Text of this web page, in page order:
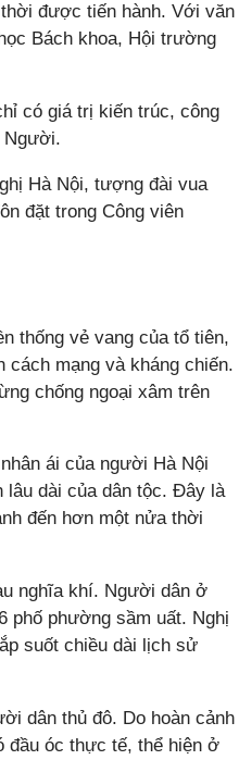
được tiến hành. Với văn
Bách khoa, Hội trường
có giá trị kiến trúc, công
Người.
Hà Nội, tượng đài vua
đặt trong Công viên
thống vẻ vang của tổ tiên,
mạng và kháng chiến.
chống ngoại xâm trên
ái của người Hà Nội
lâu dài của dân tộc. Đây là
đến hơn một nửa thời
nghĩa khí. Người dân ở
phố phường sầm uất. Nghị
suốt chiều dài lịch sử
dân thủ đô. Do hoàn cảnh
đầu óc thực tế, thể hiện ở